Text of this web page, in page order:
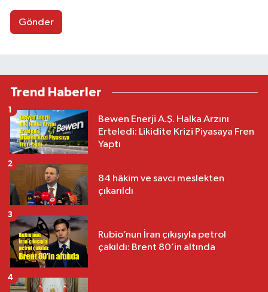
Gönder
Trend Haberler
Bewen Enerji A.Ş. Halka Arzını
Erteledi: Likidite Krizi Piyasaya Fren
Yaptı
1
84 hâkim ve savcı meslekten
çıkarıldı
2
Rubio’nun İran çıkışıyla petrol
çakıldı: Brent 80’in altında
3
4